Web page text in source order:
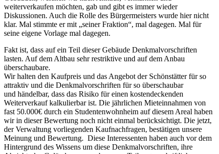
weiterverkaufen möchten, gab und gibt es immer wieder
Diskussionen. Auch die Rolle des Bürgermeisters wurde hier nicht
klar. Mal stimmte er mit „seiner Fraktion“, mal dagegen. Mal für
seine eigene Vorlage mal dagegen.
Fakt ist, dass auf ein Teil dieser Gebäude Denkmalvorschriften
lasten. Auf dem Altbau sehr restriktive und auf dem Anbau
überschaubare.
Wir halten den Kaufpreis und das Angebot der Schönstätter für so
attraktiv und die Denkmalvorschriften für so überschaubar
und händelbar, dass das Risiko für einen kostendeckenden
Weiterverkauf kalkulierbar ist. Die jährlichen Mieteinnahmen von
fast 50.000€ durch ein Studentenwohnheim auf diesem Areal haben
wir in dieser Bewertung noch nicht einmal berücksichtigt. Die jetzt,
der Verwaltung vorliegenden Kaufnachfragen, bestätigen unsere
Meinung und Bewertung. Diese Interessenten haben auch vor dem
Hintergrund des Wissens um diese Denkmalvorschriften, ihre